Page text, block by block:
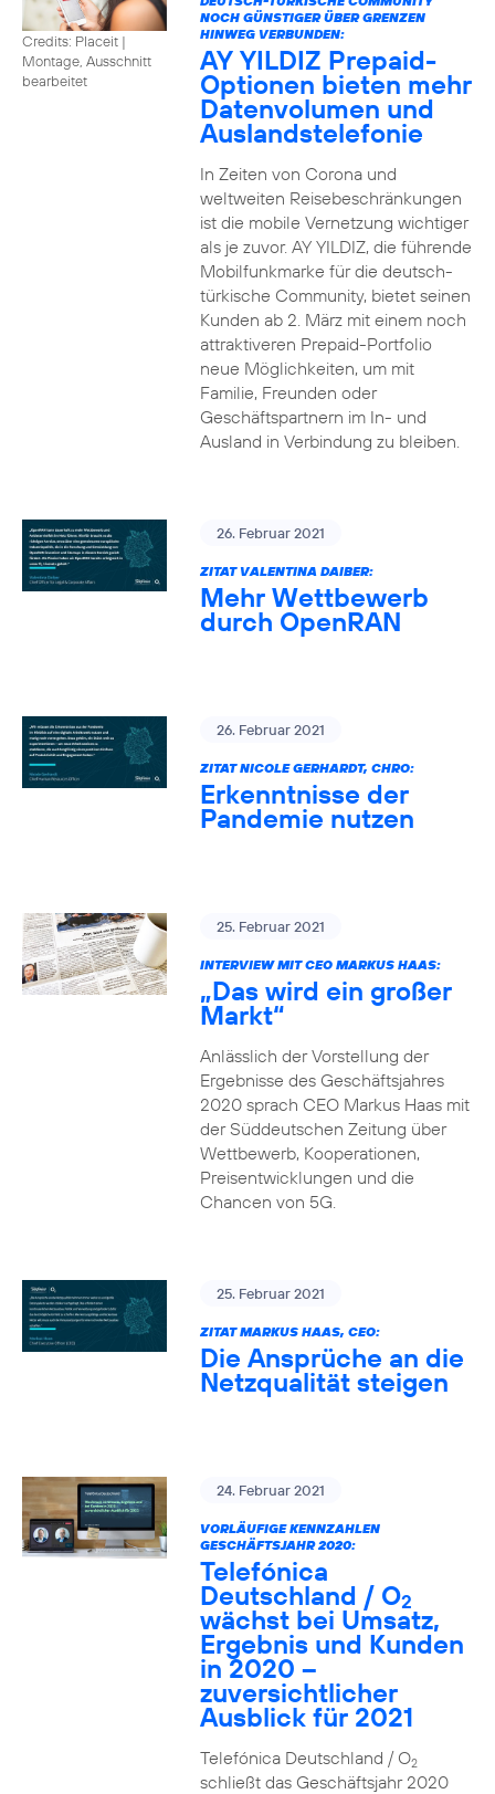
Credits: Placeit |
Montage, Ausschnitt
bearbeitet
NOCH GÜNSTIGER ÜBER GRENZEN
HINWEG VERBUNDEN:
AY YILDIZ Prepaid-
Optionen bieten mehr
Datenvolumen und
Auslandstelefonie
In Zeiten von Corona und
weltweiten Reisebeschränkungen
ist die mobile Vernetzung wichtiger
als je zuvor. AY YILDIZ, die führende
Mobilfunkmarke für die deutsch-
türkische Community, bietet seinen
Kunden ab 2. März mit einem noch
attraktiveren Prepaid-Portfolio
neue Möglichkeiten, um mit
Familie, Freunden oder
Geschäftspartnern im In- und
Ausland in Verbindung zu bleiben.
26. Februar 2021
ZITAT VALENTINA DAIBER:
Mehr Wettbewerb
durch OpenRAN
26. Februar 2021
ZITAT NICOLE GERHARDT, CHRO:
Erkenntnisse der
Pandemie nutzen
25. Februar 2021
INTERVIEW MIT CEO MARKUS HAAS:
„Das wird ein großer
Markt“
Anlässlich der Vorstellung der
Ergebnisse des Geschäftsjahres
2020 sprach CEO Markus Haas mit
der Süddeutschen Zeitung über
Wettbewerb, Kooperationen,
Preisentwicklungen und die
Chancen von 5G.
25. Februar 2021
ZITAT MARKUS HAAS, CEO:
Die Ansprüche an die
Netzqualität steigen
24. Februar 2021
VORLÄUFIGE KENNZAHLEN
GESCHÄFTSJAHR 2020:
Telefónica
Deutschland / O2
wächst bei Umsatz,
Ergebnis und Kunden
in 2020 –
zuversichtlicher
Ausblick für 2021
Telefónica Deutschland / O2
schließt das Geschäftsjahr 2020